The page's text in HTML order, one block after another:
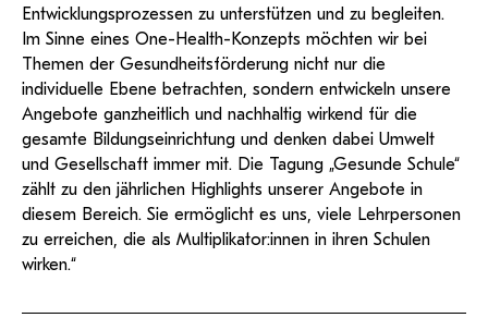
Entwicklungsprozessen zu unterstützen und zu begleiten.
Im Sinne eines One-Health-Konzepts möchten wir bei
Themen der Gesundheitsförderung nicht nur die
individuelle Ebene betrachten, sondern entwickeln unsere
Angebote ganzheitlich und nachhaltig wirkend für die
gesamte Bildungseinrichtung und denken dabei Umwelt
und Gesellschaft immer mit. Die Tagung „Gesunde Schule“
zählt zu den jährlichen Highlights unserer Angebote in
diesem Bereich. Sie ermöglicht es uns, viele Lehrpersonen
zu erreichen, die als Multiplikator:innen in ihren Schulen
wirken.“